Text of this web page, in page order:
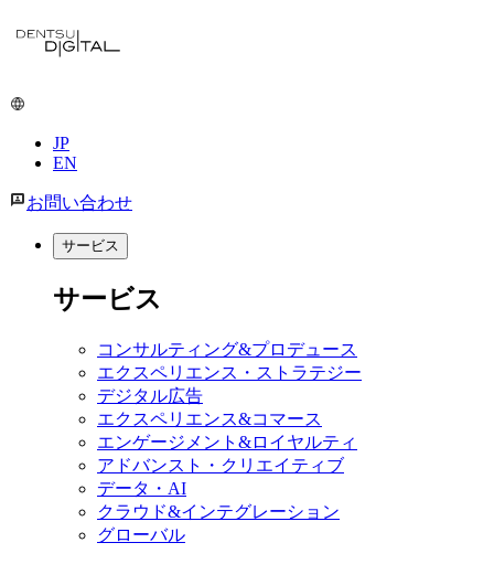
メ
コ
ツ
JP
EN
お問い合わせ
サービス
サービス
コンサルティング&プロデュース
エクスペリエンス・ストラテジー
デジタル広告
エクスペリエンス&コマース
エンゲージメント&ロイヤルティ
アドバンスト・クリエイティブ
データ・AI
クラウド&インテグレーション
グローバル